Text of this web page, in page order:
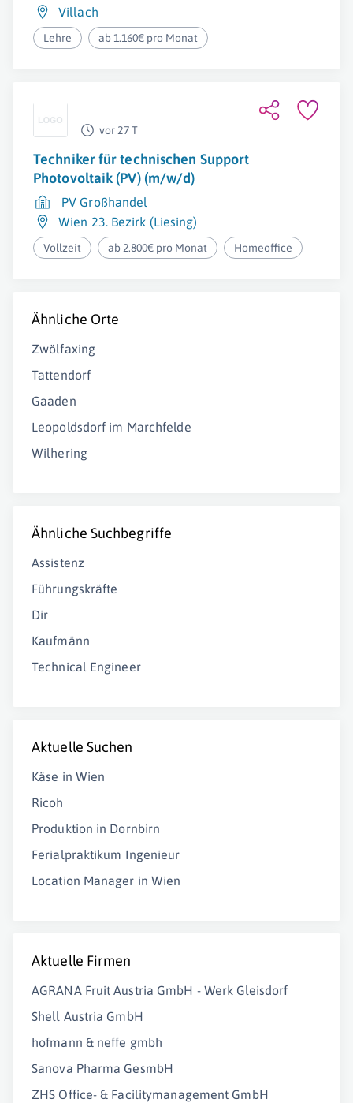
Villach
Lehre ab 1.160€ pro Monat
vor 27 T
Techniker für technischen Support
Photovoltaik (PV) (m/w/d)
PV Großhandel
Wien 23. Bezirk (Liesing)
Vollzeit ab 2.800€ pro Monat Homeoffice
Ähnliche Orte
Zwölfaxing
Tattendorf
Gaaden
Leopoldsdorf im Marchfelde
Wilhering
Ähnliche Suchbegriffe
Assistenz
Führungskräfte
Dir
Kaufmänn
Technical Engineer
Aktuelle Suchen
Käse in Wien
Ricoh
Produktion in Dornbirn
Ferialpraktikum Ingenieur
Location Manager in Wien
Aktuelle Firmen
AGRANA Fruit Austria GmbH - Werk Gleisdorf
Shell Austria GmbH
hofmann & neffe gmbh
Sanova Pharma GesmbH
ZHS Office- & Facilitymanagement GmbH